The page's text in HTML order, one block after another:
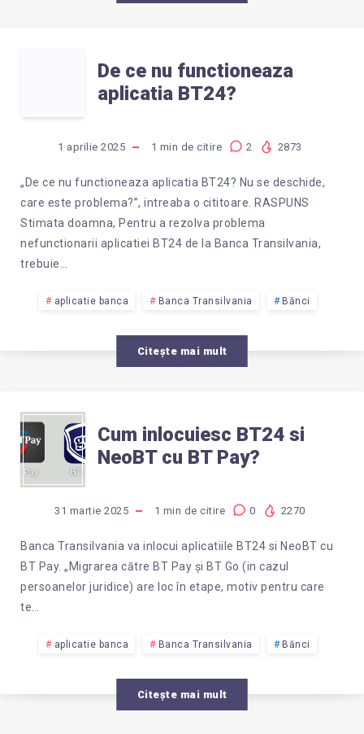
CE
NU
FUNCTIONEAZA
APLICATIA
BT24?
De ce nu functioneaza
aplicatia BT24?
1 aprilie 2025 1 min de citire 2 2873
„De ce nu functioneaza aplicatia BT24? Nu se deschide,
care este problema?”, intreaba o cititoare. RASPUNS
Stimata doamna, Pentru a rezolva problema
nefunctionarii aplicatiei BT24 de la Banca Transilvania,
trebuie…
aplicatie banca Banca Transilvania Bănci
Citește mai mult
CUM
INLOCUIESC
BT24
SI
NEOBT
CU
BT
Cum inlocuiesc BT24 si
NeoBT cu BT Pay?
31 martie 2025 1 min de citire 0 2270
Banca Transilvania va inlocui aplicatiile BT24 si NeoBT cu
BT Pay. „Migrarea către BT Pay și BT Go (in cazul
persoanelor juridice) are loc în etape, motiv pentru care
te…
aplicatie banca Banca Transilvania Bănci
Citește mai mult